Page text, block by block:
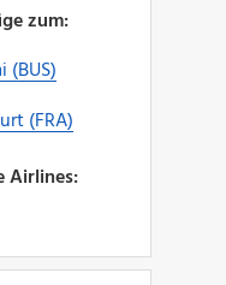
zum:
(BUS)
(FRA)
Airlines: